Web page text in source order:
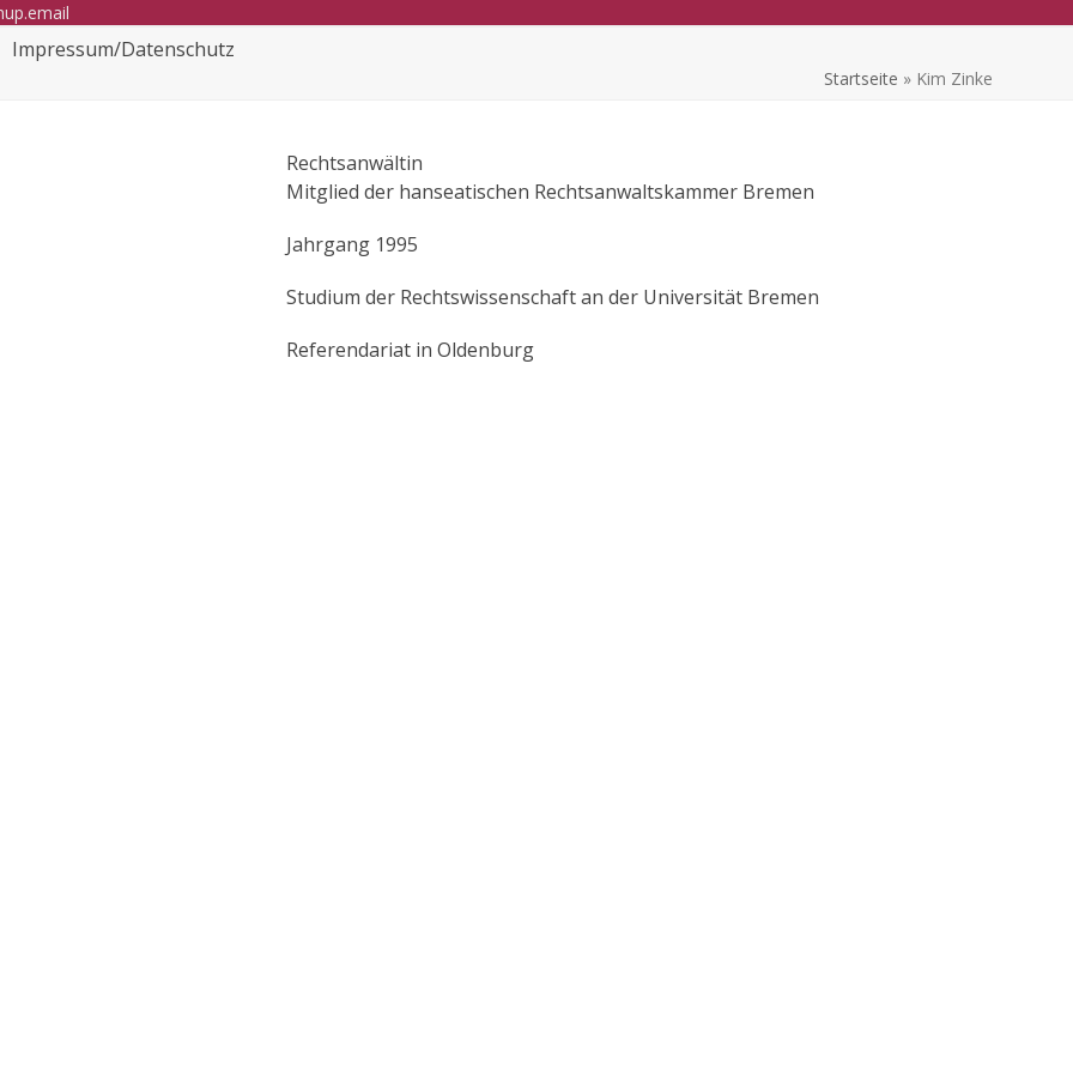
Impressum/Datenschutz
Startseite » Kim Zinke
Rechtsanwältin
Mitglied der hanseatischen Rechtsanwaltskammer Bremen
Jahrgang 1995
Studium der Rechtswissenschaft an der Universität Bremen
Referendariat in Oldenburg